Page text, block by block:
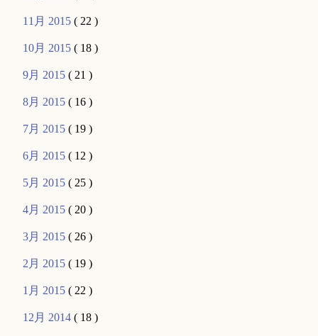
11月 2015( 22 )
10月 2015( 18 )
9月 2015( 21 )
8月 2015( 16 )
7月 2015( 19 )
6月 2015( 12 )
5月 2015( 25 )
4月 2015( 20 )
3月 2015( 26 )
2月 2015( 19 )
1月 2015( 22 )
12月 2014( 18 )